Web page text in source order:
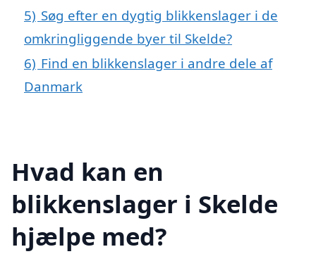
5) Søg efter en dygtig blikkenslager i de
omkringliggende byer til Skelde?
6) Find en blikkenslager i andre dele af
Danmark
Hvad kan en
blikkenslager i Skelde
hjælpe med?